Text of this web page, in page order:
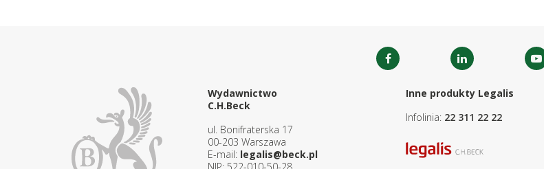
Wydawnictwo
C.H.Beck
ul. Bonifraterska 17
00-203 Warszawa
E-mail: legalis@beck.pl
Inne produkty Legalis
Infolinia: 22 311 22 22